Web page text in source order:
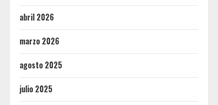
abril 2026
marzo 2026
agosto 2025
julio 2025